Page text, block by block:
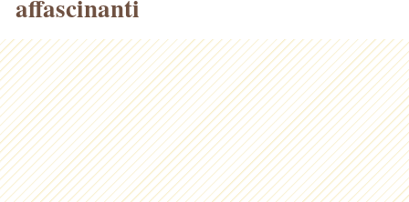
affascinanti